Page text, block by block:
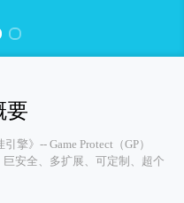
要
擎》-- Game Protect（GP）
安全、多扩展、可定制、超个